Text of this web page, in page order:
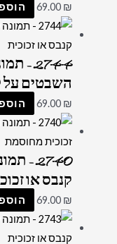
69.00 ₪
השבטים על
69.00 ₪
קנבס או
69.00 ₪